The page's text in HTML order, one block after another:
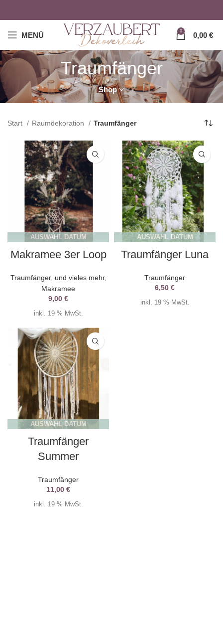
MENÜ 0 0,00 €
Traumfänger
Shop
Start Raumdekoration Traumfänger
AUSWAHL DATUM
Makramee 3er Loop
Traumfänger, und vieles mehr,
Makramee
9,00 €
inkl. 19 % MwSt.
AUSWAHL DATUM
Traumfänger Luna
Traumfänger
6,50 €
inkl. 19 % MwSt.
AUSWAHL DATUM
Traumfänger
Summer
Traumfänger
11,00 €
inkl. 19 % MwSt.